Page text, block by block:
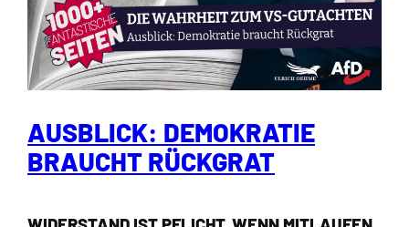
AUSBLICK: DEMOKRATIE
BRAUCHT RÜCKGRAT